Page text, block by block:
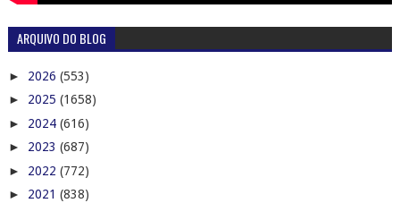
ARQUIVO DO BLOG
► 2026 (553)
► 2025 (1658)
► 2024 (616)
► 2023 (687)
► 2022 (772)
► 2021 (838)